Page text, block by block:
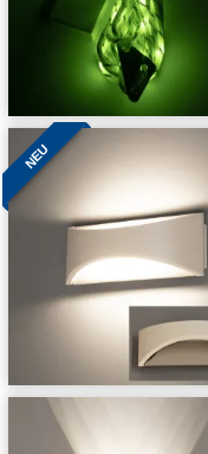
NEU